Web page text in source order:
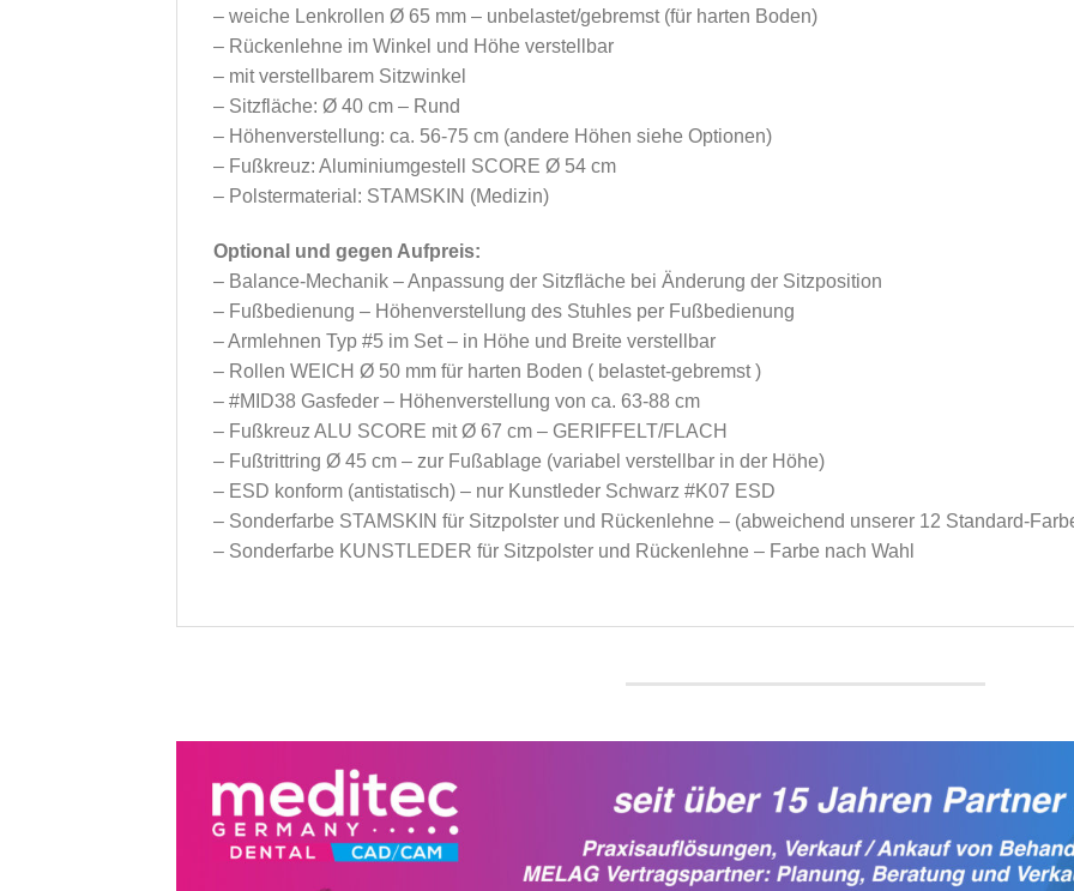
– weiche Lenkrollen Ø 65 mm – unbelastet/gebremst (für harten Boden)
– Rückenlehne im Winkel und Höhe verstellbar
– mit verstellbarem Sitzwinkel
– Sitzfläche: Ø 40 cm – Rund
– Höhenverstellung: ca. 56-75 cm (andere Höhen siehe Optionen)
– Fußkreuz: Aluminiumgestell SCORE Ø 54 cm
– Polstermaterial: STAMSKIN (Medizin)
Optional und gegen Aufpreis:
– Balance-Mechanik – Anpassung der Sitzfläche bei Änderung der Sitzposition
– Fußbedienung – Höhenverstellung des Stuhles per Fußbedienung
– Armlehnen Typ #5 im Set – in Höhe und Breite verstellbar
– Rollen WEICH Ø 50 mm für harten Boden ( belastet-gebremst )
– #MID38 Gasfeder – Höhenverstellung von ca. 63-88 cm
– Fußkreuz ALU SCORE mit Ø 67 cm – GERIFFELT/FLACH
– Fußtrittring Ø 45 cm – zur Fußablage (variabel verstellbar in der Höhe)
– ESD konform (antistatisch) – nur Kunstleder Schwarz #K07 ESD
– Sonderfarbe STAMSKIN für Sitzpolster und Rückenlehne – (abweichend unserer 12 Standard-
– Sonderfarbe KUNSTLEDER für Sitzpolster und Rückenlehne – Farbe nach Wahl